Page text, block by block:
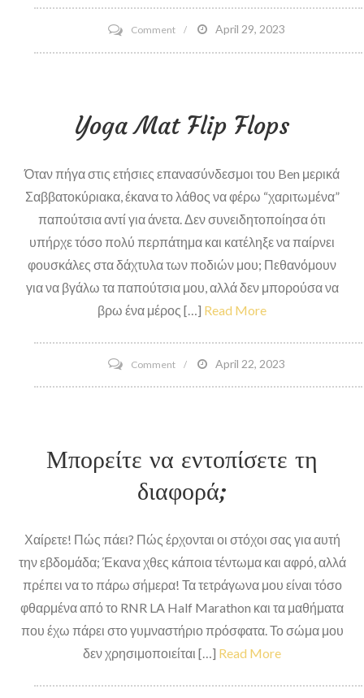
Commenton
Γιατί
πρώτο
April 29, 2023
Yoga Mat Flip Flops
Όταν πήγα στις ετήσιες επανασύνδεσμοι του Ben μερικά
Σαββατοκύριακα, έκανα το λάθος να φέρω “χαριτωμένα”
παπούτσια αντί για άνετα. Δεν συνειδητοποίησα ότι
υπήρχε τόσο πολύ περπάτημα και κατέληξε να παίρνει
φουσκάλες στα δάχτυλα των ποδιών μου; Πεθανόμουν
για να βγάλω τα παπούτσια μου, αλλά δεν μπορούσα να
βρω ένα μέρος […] Read More
Commenton
Yoga
April 22, 2023
Μπορείτε να εντοπίσετε τη
διαφορά;
Χαίρετε! Πώς πάει? Πώς έρχονται οι στόχοι σας για αυτή
την εβδομάδα; Έκανα χθες κάποια τέντωμα και αφρό, αλλά
πρέπει να το πάρω σήμερα! Τα τετράγωνα μου είναι τόσο
φθαρμένα από το RNR LA Half Marathon και τα μαθήματα
που έχω πάρει στο γυμναστήριο πρόσφατα. Το σώμα μου
δεν χρησιμοποιείται […] Read More